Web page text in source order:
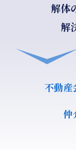
解体
解
不動産
仲